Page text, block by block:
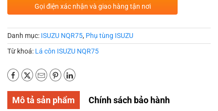
Gọi điện xác nhận và giao hàng tận nơi
Danh mục: ISUZU NQR75, Phụ tùng ISUZU
Từ khoá: Lá côn ISUZU NQR75
Mô tả sản phẩm Chính sách bảo hành